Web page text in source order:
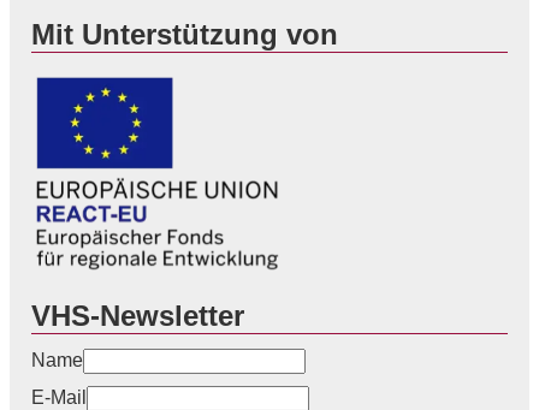
Mit Unterstützung von
VHS-Newsletter
Name
E-Mail